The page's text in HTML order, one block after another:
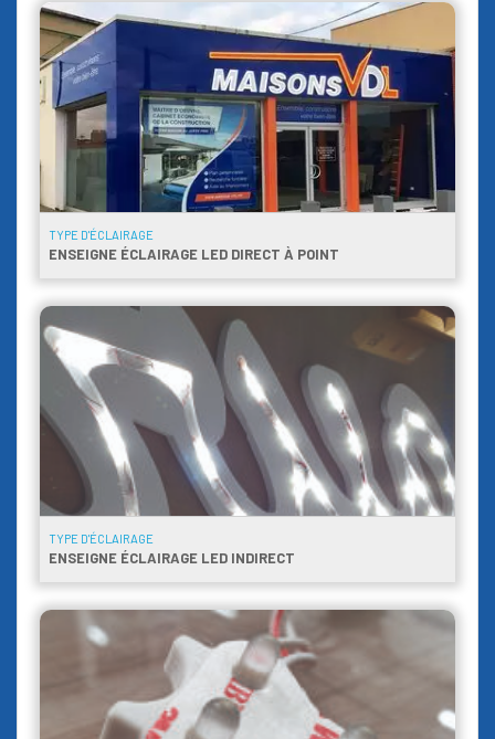
TYPE D'ÉCLAIRAGE
ENSEIGNE ÉCLAIRAGE LED DIRECT À POINT
TYPE D'ÉCLAIRAGE
ENSEIGNE ÉCLAIRAGE LED INDIRECT